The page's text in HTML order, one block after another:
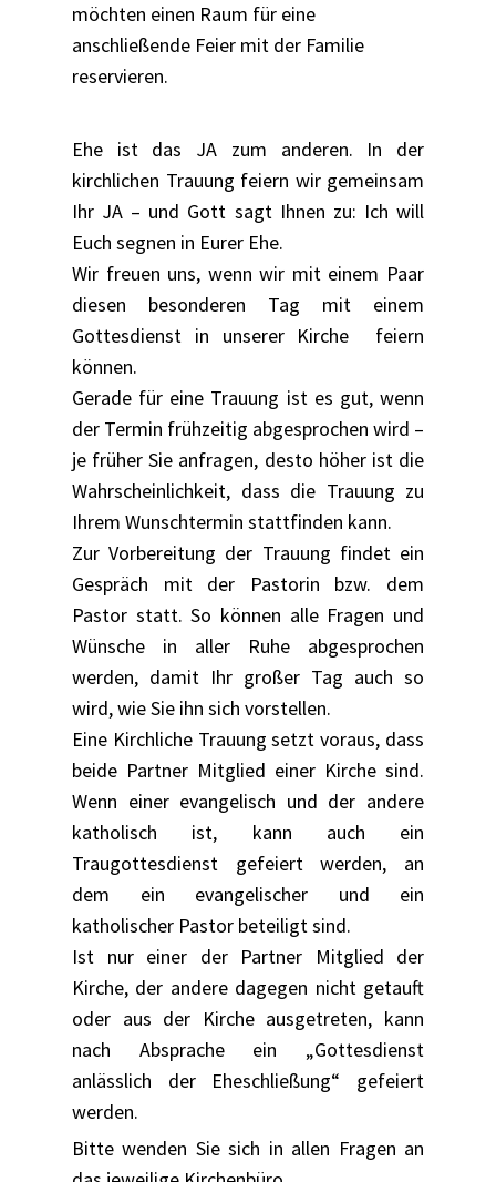
möchten einen Raum für eine
anschließende Feier mit der Familie
reservieren.
Ehe ist das JA zum anderen. In der
kirchlichen Trauung feiern wir gemeinsam
Ihr JA – und Gott sagt Ihnen zu: Ich will
Euch segnen in Eurer Ehe.
Wir freuen uns, wenn wir mit einem Paar
diesen besonderen Tag mit einem
Gottesdienst in unserer Kirche feiern
können.
Gerade für eine Trauung ist es gut, wenn
der Termin frühzeitig abgesprochen wird –
je früher Sie anfragen, desto höher ist die
Wahrscheinlichkeit, dass die Trauung zu
Ihrem Wunschtermin stattfinden kann.
Zur Vorbereitung der Trauung findet ein
Gespräch mit der Pastorin bzw. dem
Pastor statt. So können alle Fragen und
Wünsche in aller Ruhe abgesprochen
werden, damit Ihr großer Tag auch so
wird, wie Sie ihn sich vorstellen.
Eine Kirchliche Trauung setzt voraus, dass
beide Partner Mitglied einer Kirche sind.
Wenn einer evangelisch und der andere
katholisch ist, kann auch ein
Traugottesdienst gefeiert werden, an
dem ein evangelischer und ein
katholischer Pastor beteiligt sind.
Ist nur einer der Partner Mitglied der
Kirche, der andere dagegen nicht getauft
oder aus der Kirche ausgetreten, kann
nach Absprache ein „Gottesdienst
anlässlich der Eheschließung“ gefeiert
werden.
Bitte wenden Sie sich in allen Fragen an